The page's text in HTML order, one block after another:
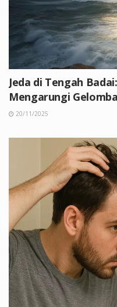
Jeda di Tengah
Mengarungi
20/11/2025